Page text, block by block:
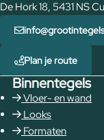
De Hork 18, 5431 NS
Plan je route
Binnentegels
Vloer- en wand
Looks
Formaten